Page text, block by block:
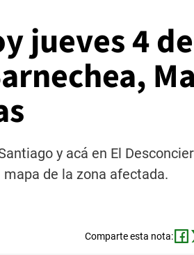
jueves 4 de
y acá en El
de la zona afectada.
Comparte esta nota: